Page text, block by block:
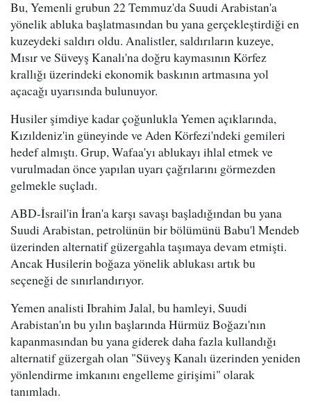
Bu, Yemenli grubun 22 Temmuz'da Suudi Arabistan'a
yönelik abluka başlatmasından bu yana gerçekleştirdiği en
kuzeydeki saldırı oldu. Analistler, saldırıların kuzeye,
Mısır ve Süveyş Kanalı'na doğru kaymasının Körfez
krallığı üzerindeki ekonomik baskının artmasına yol
açacağı uyarısında bulunuyor.
Husiler şimdiye kadar çoğunlukla Yemen açıklarında,
Kızıldeniz'in güneyinde ve Aden Körfezi'ndeki gemileri
hedef almıştı. Grup, Wafaa'yı ablukayı ihlal etmek ve
vurulmadan önce yapılan uyarı çağrılarını görmezden
gelmekle suçladı.
ABD-İsrail'in İran'a karşı savaşı başladığından bu yana
Suudi Arabistan, petrolünün bir bölümünü Babu'l Mendeb
üzerinden alternatif güzergahla taşımaya devam etmişti.
Ancak Husilerin boğaza yönelik ablukası artık bu
seçeneği de sınırlandırıyor.
Yemen analisti Ibrahim Jalal, bu hamleyi, Suudi
Arabistan'ın bu yılın başlarında Hürmüz Boğazı'nın
kapanmasından bu yana giderek daha fazla kullandığı
alternatif güzergah olan "Süveyş Kanalı üzerinden yeniden
yönlendirme imkanını engelleme girişimi" olarak
tanımladı.